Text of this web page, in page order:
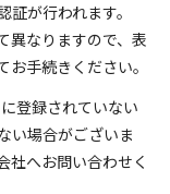
が行われます。
異なりますので、表
手続きください。
登録されていない
い場合がございま
社へお問い合わせく